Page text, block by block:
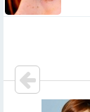
【日向坂46】
【朗報】マン
たった結果